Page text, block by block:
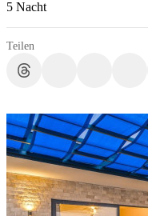
5 Nacht
Teilen